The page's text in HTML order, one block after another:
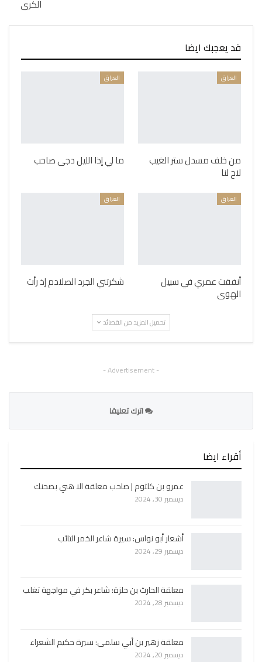
الكرى
قد يعجبك ايضا
العراق
من خلف مسدل ستر الغيب
لاح لنا
العراق
ما لي إذا الليل دجى صاحب
العراق
أنفقت عمري في سبيل
الهوى
العراق
شكرتني الجرد الصلادم إذ رأت
تحميل المزيد من القصائد
- Advertisement -
اترك تعليقا
أقراء ايضا
عمرو بن كلثوم | صاحب معلقة الا هبي بصحنك
ديسمبر 30, 2024
أشعار أبو نواس: سيرة شاعر الخمر التائب
ديسمبر 29, 2024
معلقة الحارث بن حلزة: شاعر بكر في مواجهة تغلب
ديسمبر 28, 2024
معلقة زهير بن أبي سلمى: سيرة حكيم الشعراء
ديسمبر 20, 2024